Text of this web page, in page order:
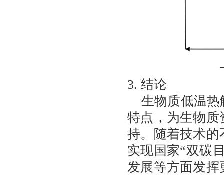
3. 结论
生物质低温
特点，为生物
持。随着技术
实现国家“双碳
发展等方面发